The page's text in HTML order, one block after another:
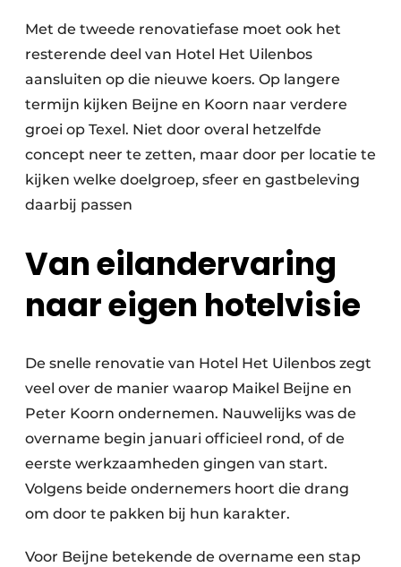
Met de tweede renovatiefase moet ook het
resterende deel van Hotel Het Uilenbos
aansluiten op die nieuwe koers. Op langere
termijn kijken Beijne en Koorn naar verdere
groei op Texel. Niet door overal hetzelfde
concept neer te zetten, maar door per locatie te
kijken welke doelgroep, sfeer en gastbeleving
daarbij passen
Van eilandervaring
naar eigen hotelvisie
De snelle renovatie van Hotel Het Uilenbos zegt
veel over de manier waarop Maikel Beijne en
Peter Koorn ondernemen. Nauwelijks was de
overname begin januari officieel rond, of de
eerste werkzaamheden gingen van start.
Volgens beide ondernemers hoort die drang
om door te pakken bij hun karakter.
Voor Beijne betekende de overname een stap